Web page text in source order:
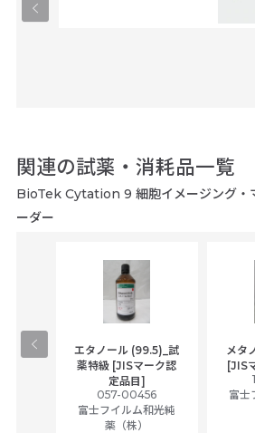
関連の試薬・消耗品一覧
BioTek Cytation 9 細胞イメージング・
ーダー
エタノール (99.5)_試
薬特級 [JISマーク認
定品目]
057-00456
富士フイルム和光純
薬（株）
メタ
[JIS
富士